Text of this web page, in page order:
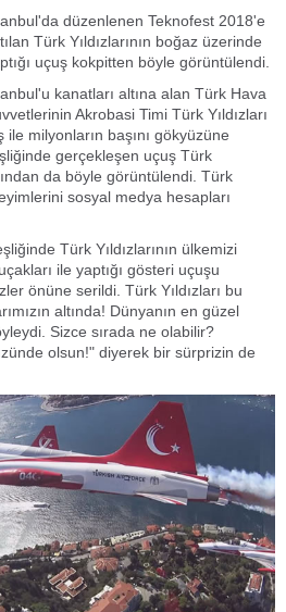
düzenlenen Teknofest 2018'e
Türk Yıldızlarının boğaz üzerinde
uçuş kokpitten böyle görüntülendi.
kanatları altına alan Türk Hava
Akrobasi Timi Türk Yıldızları
milyonların başını gökyüzüne
gerçekleşen uçuş Türk
da böyle görüntülendi. Türk
sosyal medya hesapları
Türk Yıldızlarının ülkemizi
ile yaptığı gösteri uçuşu
önüne serildi. Türk Yıldızları bu
altında! Dünyanın en güzel
Sizce sırada ne olabilir?
olsun!" diyerek bir sürprizin de